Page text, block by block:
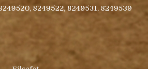
8249522, 8249531, 8249539